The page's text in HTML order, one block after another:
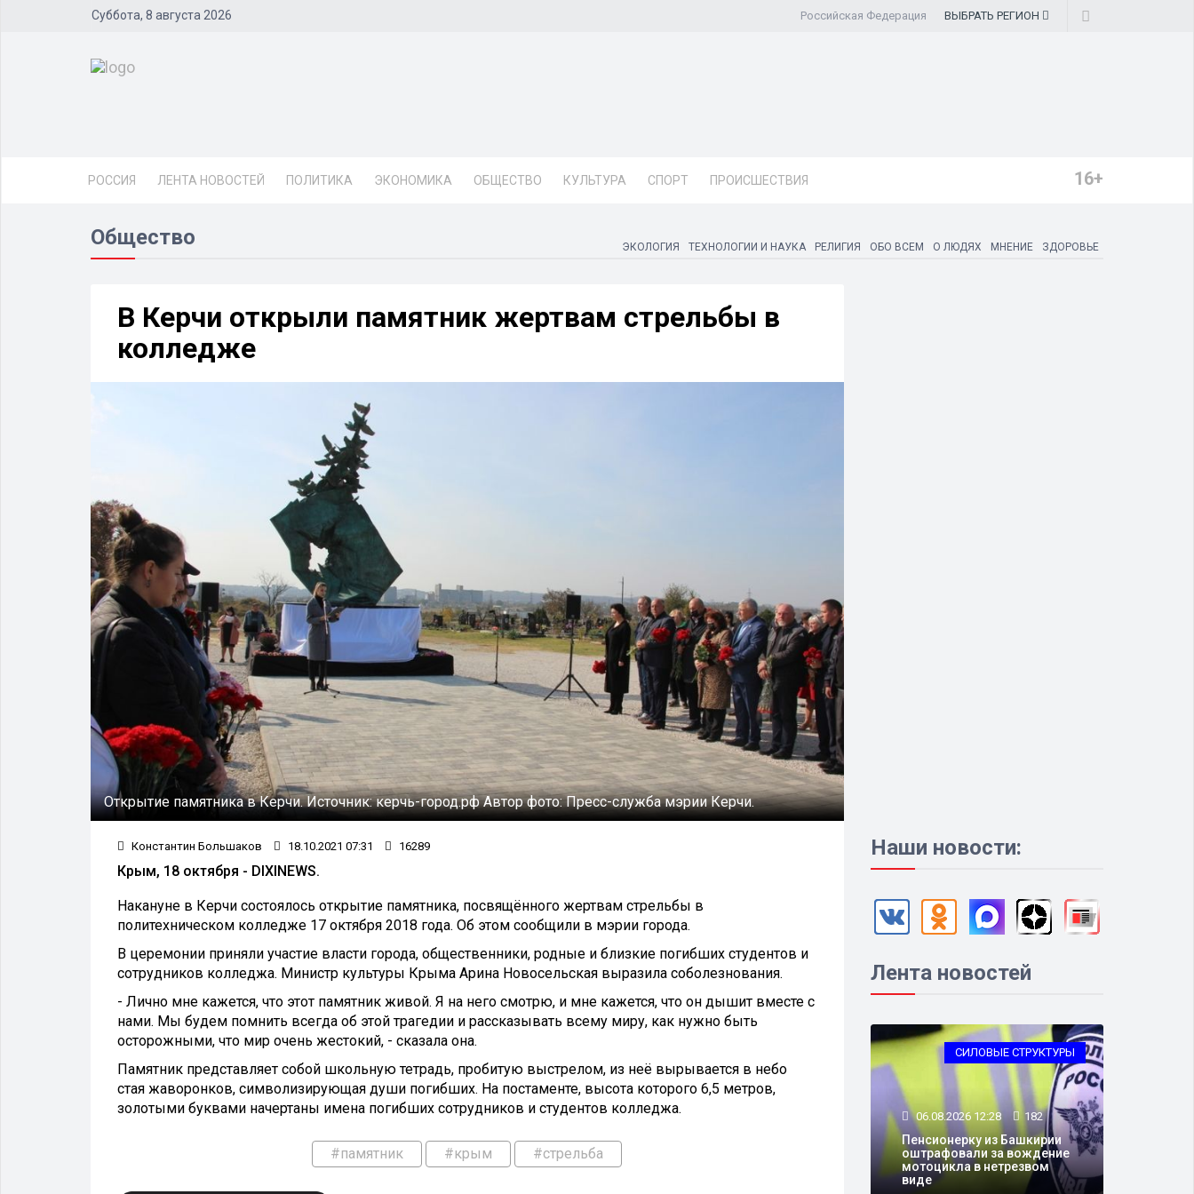
Суббота, 8 августа 2026 Российская Федерация ВЫБРАТЬ РЕГИОН
РОССИЯ ЛЕНТА НОВОСТЕЙ ПОЛИТИКА ЭКОНОМИКА ОБЩЕСТВО КУЛЬТУРА СПОРТ ПРОИСШЕСТВИЯ 16+
Общество ЭКОЛОГИЯ ТЕХНОЛОГИИ И НАУКА РЕЛИГИЯ ОБО ВСЕМ О ЛЮДЯХ МНЕНИЕ ЗДОРОВЬЕ
В Керчи открыли памятник жертвам стрельбы в
колледже
Открытие памятника в Керчи.Источник:керчь-город.рфАвтор фото:Пресс-служба мэрии Керчи.
Константин Большаков 18.10.2021 07:31 16289
Крым, 18 октября - DIXINEWS.
Накануне в Керчи состоялось открытие памятника, посвящённого жертвам стрельбы в
политехническом колледже 17 октября 2018 года. Об этом сообщили в мэрии города.
В церемонии приняли участие власти города, общественники, родные и близкие погибших студентов и
сотрудников колледжа. Министр культуры Крыма Арина Новосельская выразила соболезнования.
- Лично мне кажется, что этот памятник живой. Я на него смотрю, и мне кажется, что он дышит вместе с
нами. Мы будем помнить всегда об этой трагедии и рассказывать всему миру, как нужно быть
осторожными, что мир очень жестокий, - сказала она.
Памятник представляет собой школьную тетрадь, пробитую выстрелом, из неё вырывается в небо
стая жаворонков, символизирующая души погибших. На постаменте, высота которого 6,5 метров,
золотыми буквами начертаны имена погибших сотрудников и студентов колледжа.
#памятник #крым #стрельба
Наши новости:
Лента новостей
СИЛОВЫЕ СТРУКТУРЫ
06.08.2026 12:28 182
Пенсионерку из Башкирии
оштрафовали за вождение
мотоцикла в нетрезвом
виде